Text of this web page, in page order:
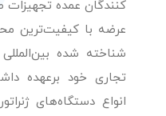
کنندگان عمده
عرضه با کیفیت‌ترین
تجاری خود برعهده
انواع دستگاه‌های